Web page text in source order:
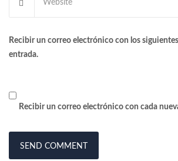
Recibir un correo electrónico con los
entrada.
Recibir un correo electrónico con cada